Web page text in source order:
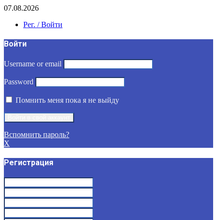
07.08.2026
Рег. / Войти
Войти
Username or email
Password
Помнить меня пока я не выйду
Вспомнить пароль?
X
Регистрация